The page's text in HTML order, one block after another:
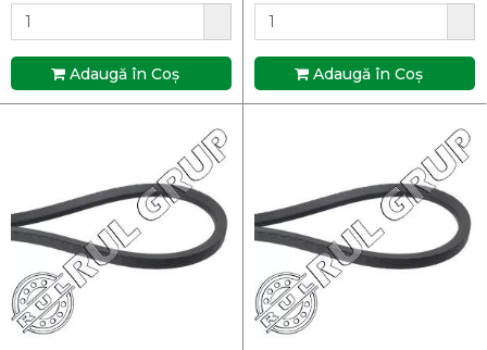
Adaugă în Coş Adaugă în Coş